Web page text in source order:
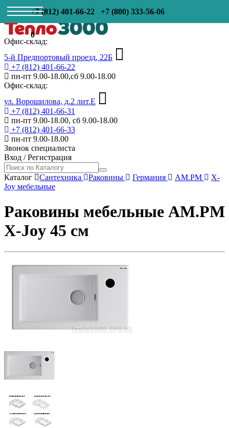
+7 (812) 401-66-22 +7 (800) 333-56-06
0
Офис-склад:
5-й Предпортовый проезд, 22Б
+7 (812) 401-66-22
пн-пт 9.00-18.00,сб 9.00-18.00
Офис-склад:
ул. Ворошилова, д.2 лит.Е
+7 (812) 401-66-31
пн-пт 9.00-18.00, сб 9.00-18.00
+7 (812) 401-66-33
пн-пт 9.00-18.00
Звонок специалиста
Вход /Регистрация
Каталог Сантехника Раковины Германия AM.PM
X-
Joy мебельные
Раковины мебельные AM.PM
X-Joy 45 см